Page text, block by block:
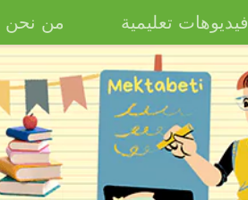
فيديوهات تعليمية من نحن